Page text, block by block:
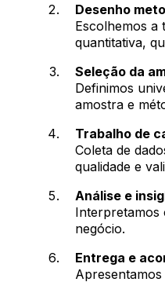
Desenho
Escolhemos a
quantitativa,
Seleção da
Definimos
amostra e
Trabalho de
Coleta de
qualidade e
Análise e
Interpretamos
negócio.
Entrega e